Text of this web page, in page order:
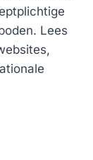
Lees